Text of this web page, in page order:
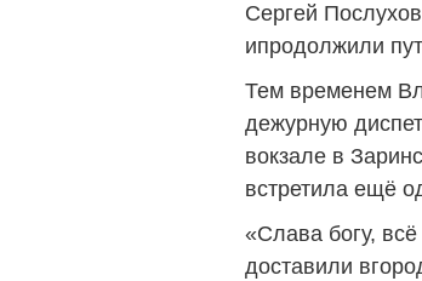
Сергей
ипродолжили
Тем временем
дежурную
вокзале в
встретила ещё
«Слава богу,
доставили